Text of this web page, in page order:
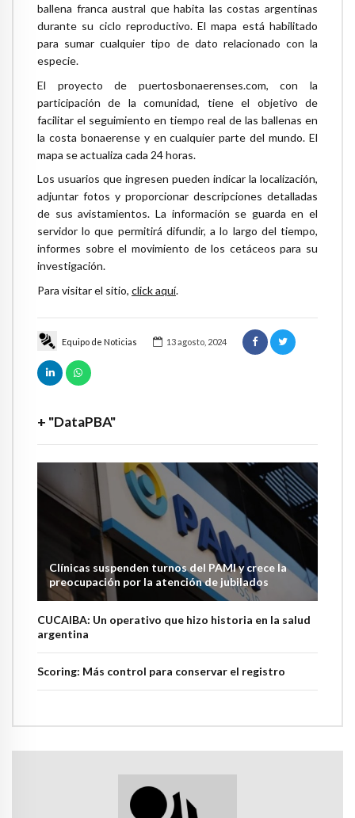
Equipo de Noticias 13 agosto, 2024
+ "DataPBA"
Clínicas suspenden turnos del PAMI y crece la
preocupación por la atención de jubilados
CUCAIBA: Un operativo que hizo historia en la salud
argentina
Scoring: Más control para conservar el registro
ballena franca austral que habita las costas argentinas
durante su ciclo reproductivo. El mapa está habilitado
para sumar cualquier tipo de dato relacionado con la
especie.
El proyecto de puertosbonaerenses.com, con la
participación de la comunidad, tiene el objetivo de
facilitar el seguimiento en tiempo real de las ballenas en
la costa bonaerense y en cualquier parte del mundo. El
mapa se actualiza cada 24 horas.
Los usuarios que ingresen pueden indicar la localización,
adjuntar fotos y proporcionar descripciones detalladas
de sus avistamientos. La información se guarda en el
servidor lo que permitirá difundir, a lo largo del tiempo,
informes sobre el movimiento de los cetáceos para su
investigación.
Para visitar el sitio, click aquí.